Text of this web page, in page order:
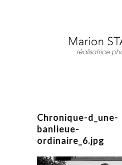
Chronique-d_une-
banlieue-
ordinaire_6.jpg